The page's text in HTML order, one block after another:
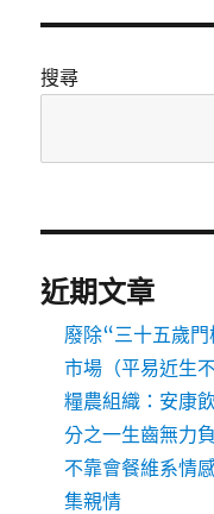
搜尋
近期文章
廢除“三十五歲
市場（平易近生
糧農組織：安康
分之一生齒無力
不靠會餐維系情
集親情